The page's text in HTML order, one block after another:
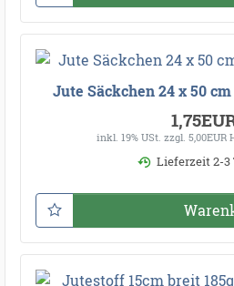
Jute Säckchen 24 x 50
inkl. 19% USt. zzgl. 5,00EUR
Lieferzeit 2-3